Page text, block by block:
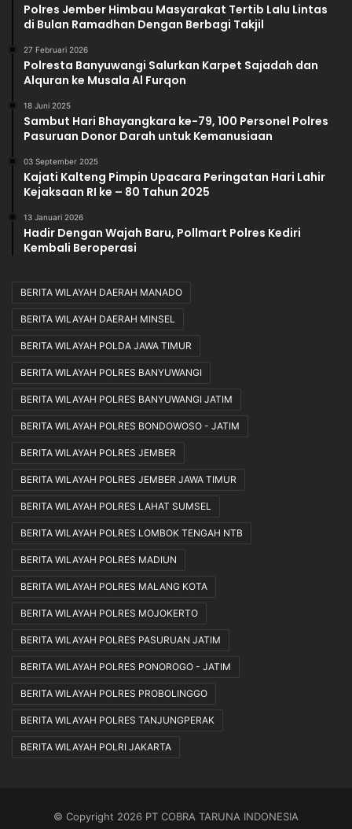
Polres Jember Himbau Masyarakat Tertib Lalu Lintas
di Bulan Ramadhan Dengan Berbagi Takjil
27 Februari 2026
Polresta Banyuwangi Salurkan Karpet Sajadah dan
Alquran ke Musala Al Furqon
18 Juni 2025
Sambut Hari Bhayangkara ke-79, 100 Personel Polres
Pasuruan Donor Darah untuk Kemanusiaan
03 September 2025
Kajati Kalteng Pimpin Upacara Peringatan Hari Lahir
Kejaksaan RI ke – 80 Tahun 2025
13 Januari 2026
Hadir Dengan Wajah Baru, Pollmart Polres Kediri
Kembali Beroperasi
BERITA WILAYAH DAERAH MANADO
BERITA WILAYAH DAERAH MINSEL
BERITA WILAYAH POLDA JAWA TIMUR
BERITA WILAYAH POLRES BANYUWANGI
BERITA WILAYAH POLRES BANYUWANGI JATIM
BERITA WILAYAH POLRES BONDOWOSO - JATIM
BERITA WILAYAH POLRES JEMBER
BERITA WILAYAH POLRES JEMBER JAWA TIMUR
BERITA WILAYAH POLRES LAHAT SUMSEL
BERITA WILAYAH POLRES LOMBOK TENGAH NTB
BERITA WILAYAH POLRES MADIUN
BERITA WILAYAH POLRES MALANG KOTA
BERITA WILAYAH POLRES MOJOKERTO
BERITA WILAYAH POLRES PASURUAN JATIM
BERITA WILAYAH POLRES PONOROGO - JATIM
BERITA WILAYAH POLRES PROBOLINGGO
BERITA WILAYAH POLRES TANJUNGPERAK
BERITA WILAYAH POLRI JAKARTA
© Copyright 2026 PT COBRA TARUNA INDONESIA